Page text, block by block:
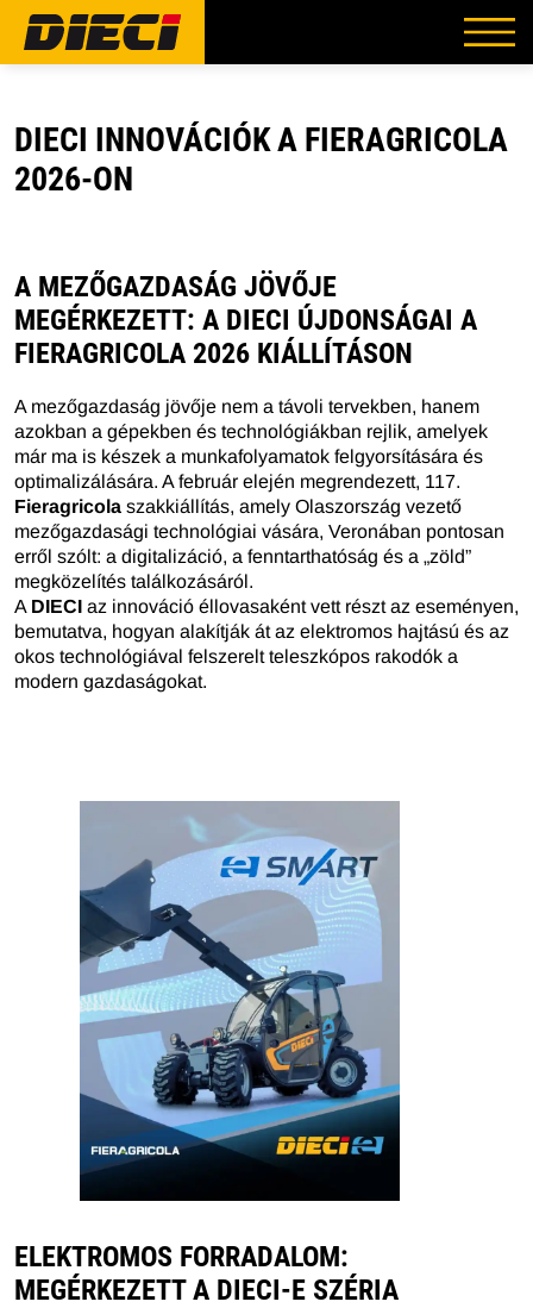
DIECI INNOVÁCIÓK A FIERAGRICOLA
2026-ON
A MEZŐGAZDASÁG JÖVŐJE
MEGÉRKEZETT: A DIECI ÚJDONSÁGAI A
FIERAGRICOLA 2026 KIÁLLÍTÁSON
A mezőgazdaság jövője nem a távoli tervekben, hanem
azokban a gépekben és technológiákban rejlik, amelyek
már ma is készek a munkafolyamatok felgyorsítására és
optimalizálására. A február elején megrendezett, 117.
Fieragricola szakkiállítás, amely Olaszország vezető
mezőgazdasági technológiai vására, Veronában pontosan
erről szólt: a digitalizáció, a fenntarthatóság és a „zöld”
megközelítés találkozásáról.
A DIECI az innováció éllovasaként vett részt az eseményen,
bemutatva, hogyan alakítják át az elektromos hajtású és az
okos technológiával felszerelt teleszkópos rakodók a
modern gazdaságokat.
ELEKTROMOS FORRADALOM:
MEGÉRKEZETT A DIECI-E SZÉRIA